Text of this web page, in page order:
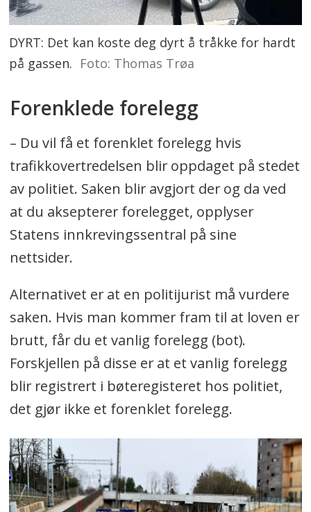
DYRT: Det kan koste deg dyrt å tråkke for hardt
på gassen. Foto: Thomas Trøa
Forenklede forelegg
– Du vil få et forenklet forelegg hvis
trafikkovertredelsen blir oppdaget på stedet
av politiet. Saken blir avgjort der og da ved
at du aksepterer forelegget, opplyser
Statens innkrevingssentral på sine
nettsider.
Alternativet er at en politijurist må vurdere
saken. Hvis man kommer fram til at loven er
brutt, får du et vanlig forelegg (bot).
Forskjellen på disse er at et vanlig forelegg
blir registrert i bøteregisteret hos politiet,
det gjør ikke et forenklet forelegg.